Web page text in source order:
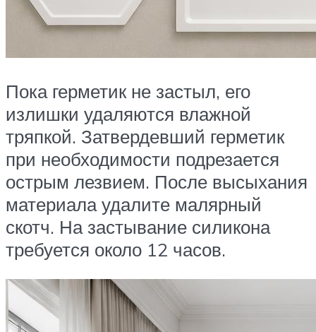
Пока герметик не застыл, его
излишки удаляются влажной
тряпкой. Затвердевший герметик
при необходимости подрезается
острым лезвием. После высыхания
материала удалите малярный
скотч. На застывание силикона
требуется около 12 часов.